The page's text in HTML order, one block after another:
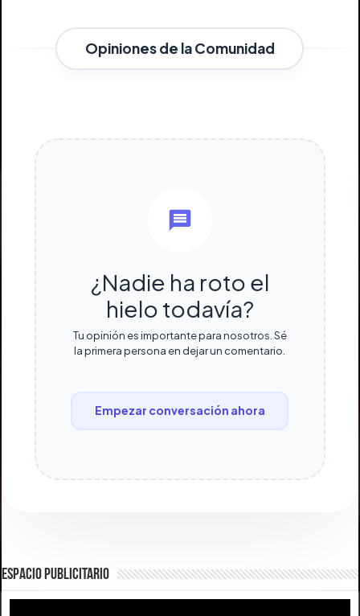
Opiniones de la Comunidad
¿Nadie ha roto el
hielo todavía?
Tu opinión es importante para nosotros. Sé
la primera persona en dejar un comentario.
Empezar conversación ahora
ESPACIO PUBLICITARIO